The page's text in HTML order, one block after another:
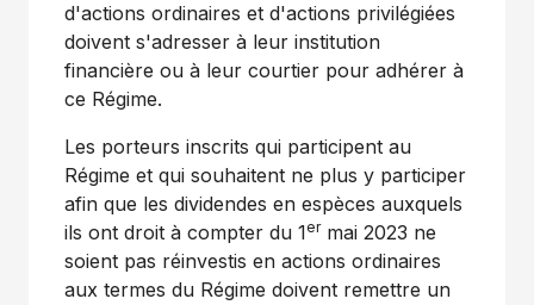
d'actions ordinaires et d'actions privilégiées
doivent s'adresser à leur institution
financière ou à leur courtier pour adhérer à
ce Régime.
Les porteurs inscrits qui participent au
Régime et qui souhaitent ne plus y participer
afin que les dividendes en espèces auxquels
ils ont droit à compter du 1ermai 2023 ne
soient pas réinvestis en actions ordinaires
aux termes du Régime doivent remettre un